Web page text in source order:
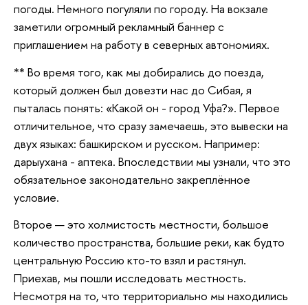
погоды. Немного погуляли по городу. На вокзале
заметили огромный рекламный баннер с
приглашением на работу в северных автономиях.
** Во время того, как мы добирались до поезда,
который должен был довезти нас до Сибая, я
пыталась понять: «Какой он - город Уфа?». Первое
отличительное, что сразу замечаешь, это вывески на
двух языках: башкирском и русском. Например:
дарыухана - аптека. Впоследствии мы узнали, что это
обязательное законодательно закреплённое
условие.
Второе — это холмистость местности, большое
количество пространства, большие реки, как будто
центральную Россию кто-то взял и растянул.
Приехав, мы пошли исследовать местность.
Несмотря на то, что территориально мы находились